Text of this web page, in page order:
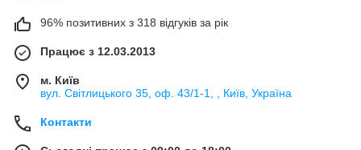
96% позитивних з 318 відгуків за рік
Працює з 12.03.2013
м. Київ
вул. Світлицького 35, оф. 43/1-1, , Київ, Україна
Контакти